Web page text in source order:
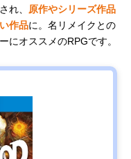
れ、 原作やシリーズ作品
作品に。名リメイクとの
にオススメのRPGです。